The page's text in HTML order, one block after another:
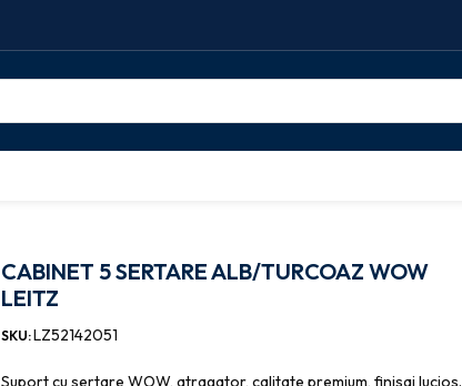
CABINET 5 SERTARE ALB/TURCOAZ WOW
LEITZ
SKU:LZ52142051
Suport cu sertare WOW, atragator, calitate premium, finisaj lucios.